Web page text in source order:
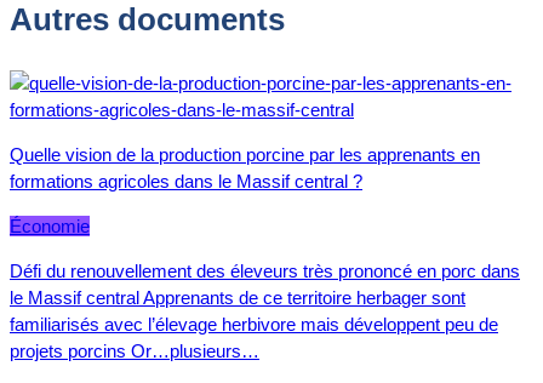
Autres documents
Quelle vision de la production porcine par les apprenants en
formations agricoles dans le Massif central ?
Économie
Défi du renouvellement des éleveurs très prononcé en porc dans
le Massif central Apprenants de ce territoire herbager sont
familiarisés avec l’élevage herbivore mais développent peu de
projets porcins Or…plusieurs…